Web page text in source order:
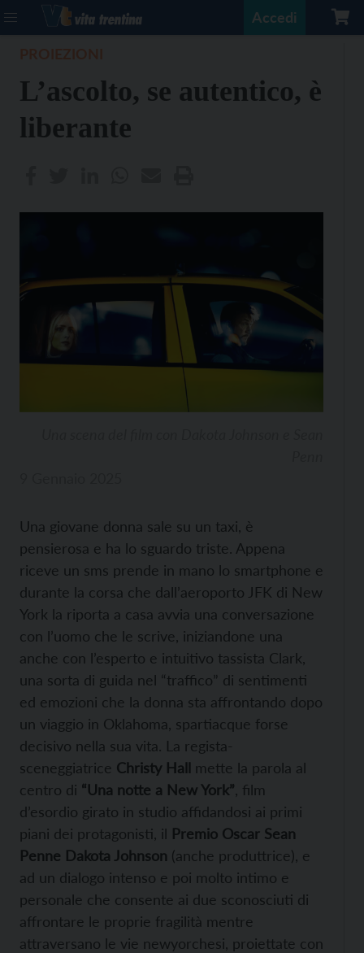
Accedi
L’ascolto, se autentico, è
liberante
Una giovane donna sale su un taxi, è
pensierosa e ha lo sguardo triste. Appena
riceve un sms prende in mano lo smartphone e
durante la corsa che dall’aeroporto JFK di New
York la riporta a casa avvia una conversazione
con l’uomo che le scrive, iniziandone una
anche con l’esperto e intuitivo tassista Clark,
una sorta di guida nel “traffico” di sentimenti
ed emozioni che la donna sta affrontando dopo
un viaggio in Oklahoma, spartiacque forse
decisivo nella sua vita. La regista-
sceneggiatrice Christy Hall mette la parola al
centro di “Una notte a New York” , film
d’esordio girato in studio affidandosi ai primi
piani dei protagonisti, il Premio Oscar Sean
Penne Dakota Johnson (anche produttrice), e
ad un dialogo intenso e poi molto intimo e
personale che consente ai due sconosciuti di
affrontare le proprie fragilità mentre
attraversano le vie newyorchesi, proiettate con